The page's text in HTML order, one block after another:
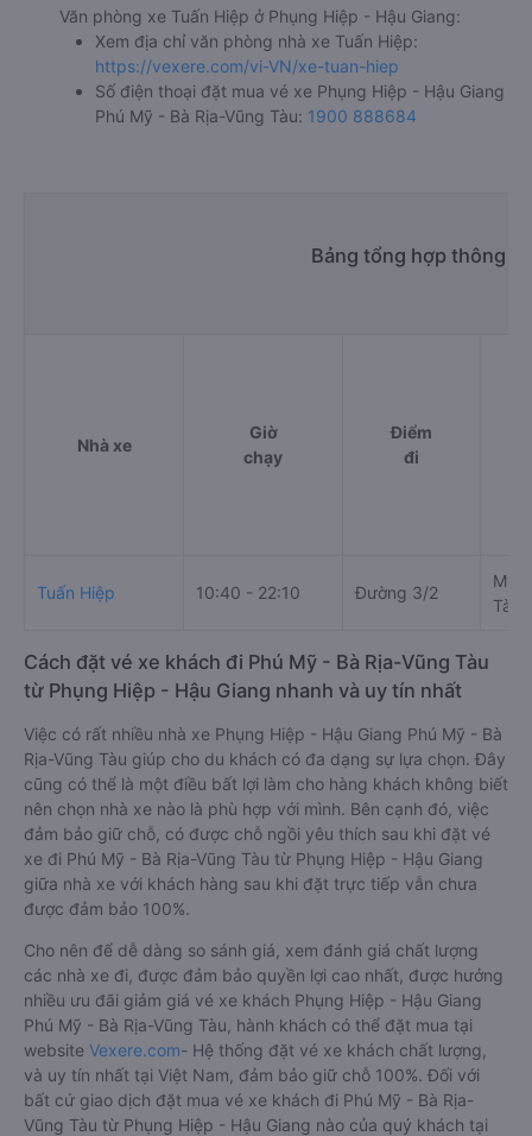
Văn phòng xe Tuấn Hiệp ở Phụng Hiệp - Hậu Giang:
Xem địa chỉ văn phòng nhà xe Tuấn Hiệp:
https://vexere.com/vi-VN/xe-tuan-hiep
Số điện thoại đặt mua vé xe Phụng Hiệp - Hậu Giang
Phú Mỹ - Bà Rịa-Vũng Tàu: 1900 888684
Bảng tổng hợp thông
Nhà xe
Giờ
chạy
Điểm
đi
Tuấn Hiệp 10:40 - 22:10 Đường 3/2
Mỹ
Tàu,
Cách đặt vé xe khách đi Phú Mỹ - Bà Rịa-Vũng Tàu
từ Phụng Hiệp - Hậu Giang nhanh và uy tín nhất
Việc có rất nhiều nhà xe Phụng Hiệp - Hậu Giang Phú Mỹ - Bà
Rịa-Vũng Tàu giúp cho du khách có đa dạng sự lựa chọn. Đây
cũng có thể là một điều bất lợi làm cho hàng khách không biết
nên chọn nhà xe nào là phù hợp với mình. Bên cạnh đó, việc
đảm bảo giữ chỗ, có được chỗ ngồi yêu thích sau khi đặt vé
xe đi Phú Mỹ - Bà Rịa-Vũng Tàu từ Phụng Hiệp - Hậu Giang
giữa nhà xe với khách hàng sau khi đặt trực tiếp vẫn chưa
được đảm bảo 100%.
Cho nên để dễ dàng so sánh giá, xem đánh giá chất lượng
các nhà xe đi, được đảm bảo quyền lợi cao nhất, được hưởng
nhiều ưu đãi giảm giá vé xe khách Phụng Hiệp - Hậu Giang
Phú Mỹ - Bà Rịa-Vũng Tàu, hành khách có thể đặt mua tại
website Vexere.com- Hệ thống đặt vé xe khách chất lượng,
và uy tín nhất tại Việt Nam, đảm bảo giữ chỗ 100%. Đối với
bất cứ giao dịch đặt mua vé xe khách đi Phú Mỹ - Bà Rịa-
Vũng Tàu từ Phụng Hiệp - Hậu Giang nào của quý khách tại